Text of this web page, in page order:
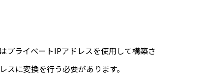
プライベートIPアドレスを使用して構築さ
に変換を行う必要があります。